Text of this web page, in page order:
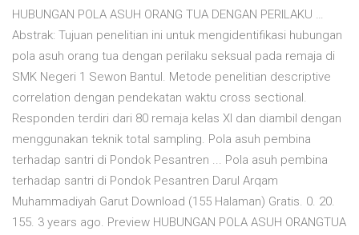
HUBUNGAN POLA ASUH ORANG TUA DENGAN PERILAKU …
Abstrak: Tujuan penelitian ini untuk mengidentifikasi hubungan
pola asuh orang tua dengan perilaku seksual pada remaja di
SMK Negeri 1 Sewon Bantul. Metode penelitian descriptive
correlation dengan pendekatan waktu cross sectional.
Responden terdiri dari 80 remaja kelas XI dan diambil dengan
menggunakan teknik total sampling. Pola asuh pembina
terhadap santri di Pondok Pesantren ... Pola asuh pembina
terhadap santri di Pondok Pesantren Darul Arqam
Muhammadiyah Garut Download (155 Halaman) Gratis. 0. 20.
155. 3 years ago. Preview HUBUNGAN POLA ASUH ORANGTUA